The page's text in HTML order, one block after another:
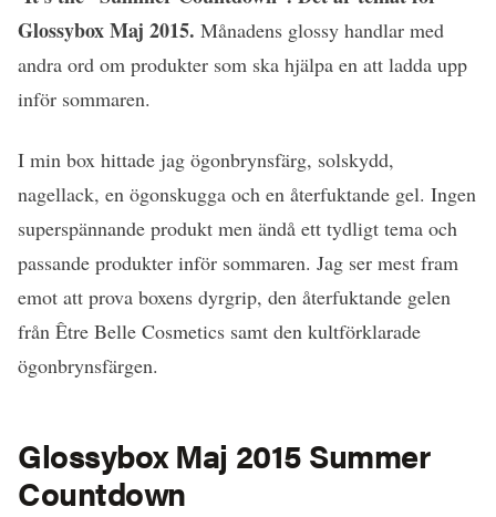
Glossybox Maj 2015. Månadens glossy handlar med
andra ord om produkter som ska hjälpa en att ladda upp
inför sommaren.
I min box hittade jag ögonbrynsfärg, solskydd,
nagellack, en ögonskugga och en återfuktande gel. Ingen
superspännande produkt men ändå ett tydligt tema och
passande produkter inför sommaren. Jag ser mest fram
emot att prova boxens dyrgrip, den återfuktande gelen
från Être Belle Cosmetics samt den kultförklarade
ögonbrynsfärgen.
Glossybox Maj 2015 Summer
Countdown